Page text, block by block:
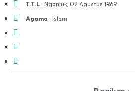
T.T.L : Nganjuk, 02 Agustus 1969
Agama : Islam